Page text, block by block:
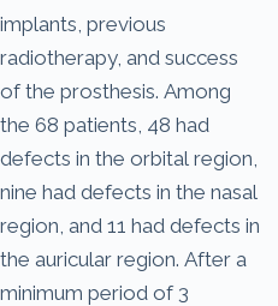
implants, previous
radiotherapy, and success
of the prosthesis. Among
the 68 patients, 48 had
defects in the orbital region,
nine had defects in the nasal
region, and 11 had defects in
the auricular region. After a
minimum period of 3